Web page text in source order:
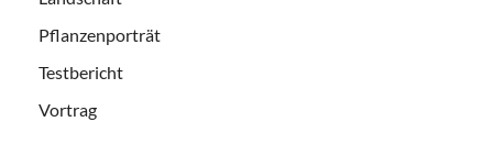
Pflanzenporträt
Testbericht
Vortrag